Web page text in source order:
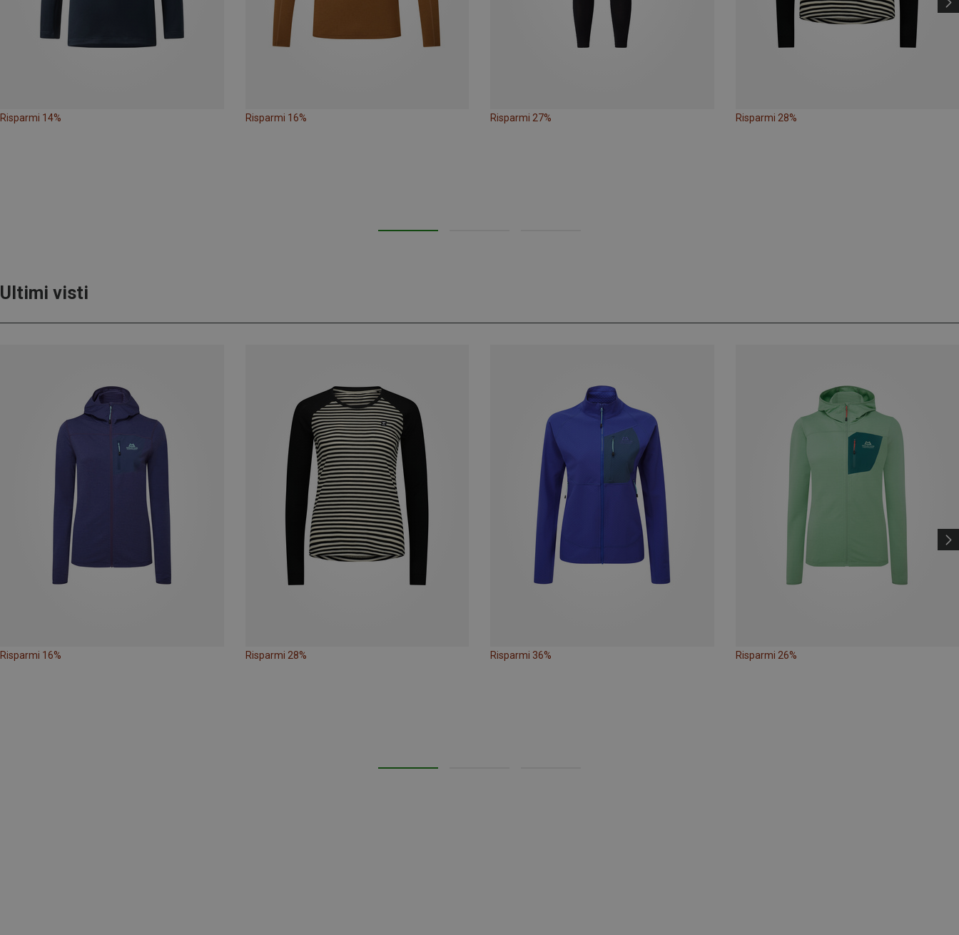
Risparmi 14% Risparmi 16% Risparmi 27% Risparmi 28%
Ultimi visti
Risparmi 16% Risparmi 28% Risparmi 36% Risparmi 26%